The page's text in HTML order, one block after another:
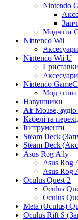
Nintendo
Модчіпи
Nintendo Wii
Nintendo Wii U
Nintendo
Мод чипи
Навушники
Air Mouse, аудіо
Кабелі та
Інструменти
Steam Deck
Steam Deck
Asus Rog Ally
Asus Rog
Asus Rog
Oculus Quest 2
Oculus
Oculus
Meta (Oculus)
Oculus Rift S